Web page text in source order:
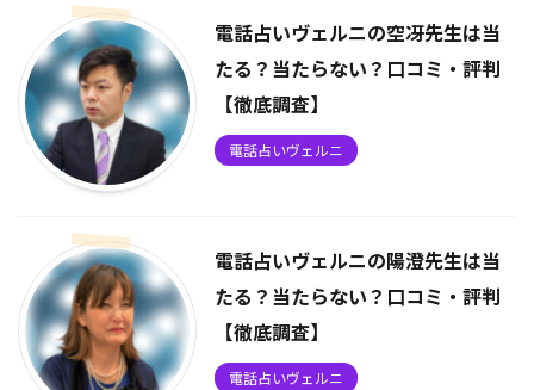
電話占いヴェルニの空冴先生は当
たる？当たらない？口コミ・評判
【徹底調査】
電話占いヴェルニ
電話占いヴェルニの陽澄先生は当
たる？当たらない？口コミ・評判
【徹底調査】
電話占いヴェルニ